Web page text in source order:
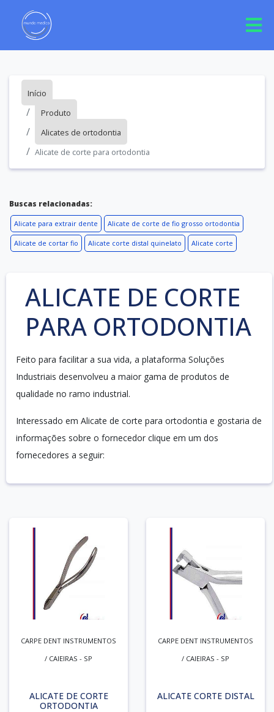
Início
Produto
Alicates de ortodontia
Alicate de corte para ortodontia
Buscas relacionadas:
Alicate para extrair dente Alicate de corte de fio grosso ortodontia
Alicate de cortar fio Alicate corte distal quinelato Alicate corte
ALICATE DE CORTE
PARA ORTODONTIA
Feito para facilitar a sua vida, a plataforma Soluções
Industriais desenvolveu a maior gama de produtos de
qualidade no ramo industrial.
Interessado em Alicate de corte para ortodontia e gostaria de
informações sobre o fornecedor clique em um dos
fornecedores a seguir:
CARPE DENT INSTRUMENTOS
/ CAIEIRAS - SP
ALICATE DE CORTE
ORTODONTIA
CARPE DENT INSTRUMENTOS
/ CAIEIRAS - SP
ALICATE CORTE DISTAL